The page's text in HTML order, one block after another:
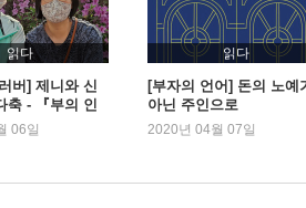
읽다
버] 제니와 신
축 - 『부의 인
06일
읽다
[부자의 언어] 돈의 노예
아닌 주인으로
2020년 04월 07일